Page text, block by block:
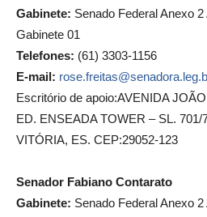
Gabinete: Senado Federal Anexo 2
Gabinete 01
Telefones: (61) 3303-1156
E-mail:
Escritório de apoio:AVENIDA
ED. ENSEADA TOWER – SL.
VITÓRIA, ES. CEP:29052-123
Senador Fabiano Contarato
Gabinete: Senado Federal Anexo